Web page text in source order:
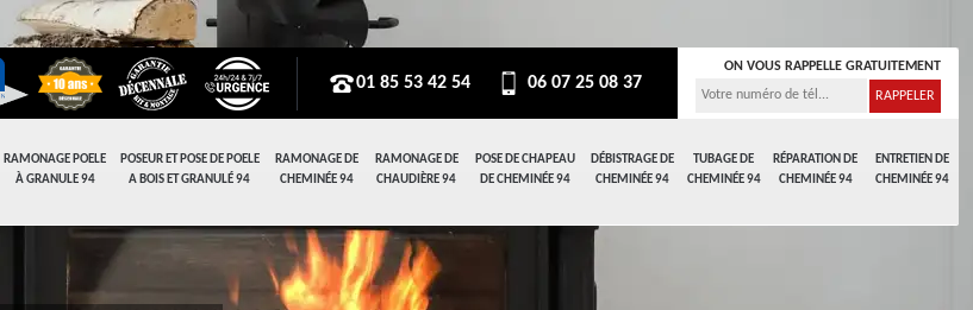
RAMONAGE POELE
À GRANULE 94
POSEUR ET POSE DE POELE
A BOIS ET GRANULÉ 94
RAMONAGE DE
CHEMINÉE 94
RAMONAGE DE
CHAUDIÈRE 94
POSE DE CHAPEAU
DE CHEMINÉE 94
DÉBISTRAGE DE
CHEMINÉE 94
TUBAGE DE
CHEMINÉE 94
RÉPARATION DE
CHEMINÉE 94
ENTRETIEN DE
CHEMINÉE 94
01 85 53 42 54 06 07 25 08 37
ON VOUS RAPPELLE GRATUITEMENT